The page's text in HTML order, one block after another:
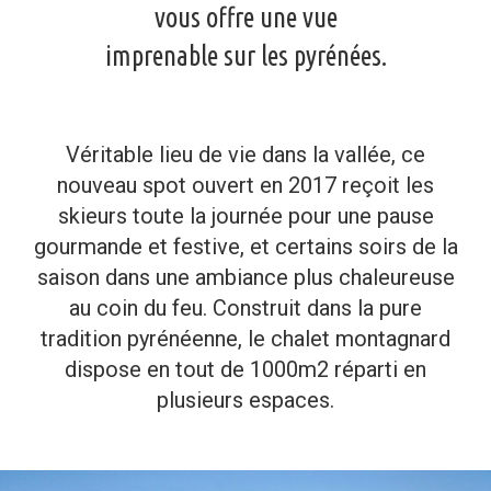
vous offre une vue
imprenable sur les pyrénées.
Véritable lieu de vie dans la vallée, ce
nouveau spot ouvert en 2017 reçoit les
skieurs toute la journée pour une pause
gourmande et festive, et certains soirs de la
saison dans une ambiance plus chaleureuse
au coin du feu. Construit dans la pure
tradition pyrénéenne, le chalet montagnard
dispose en tout de 1000m2 réparti en
plusieurs espaces.